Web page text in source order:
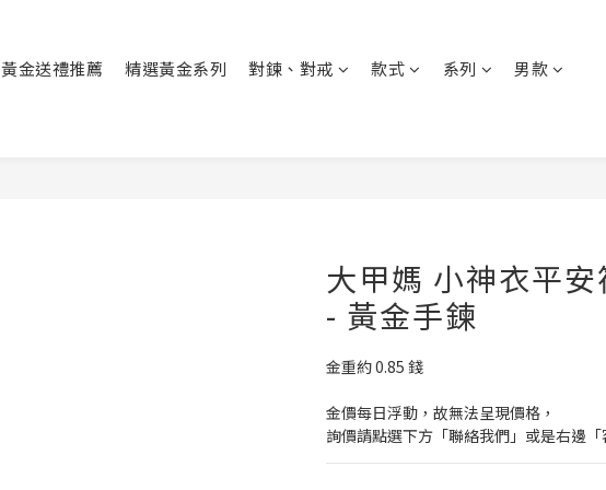
黃金送禮推薦 精選黃金系列 對鍊、對戒 款式 系列
男款
大甲媽 小神衣平安
- 黃金手鍊
金重約 0.85 錢
金價每日浮動，故無法呈現價格，
詢價請點選下方「聯絡我們」或是右邊「